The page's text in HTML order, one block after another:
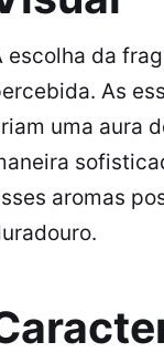
escolha da
As
uma aura
aromas